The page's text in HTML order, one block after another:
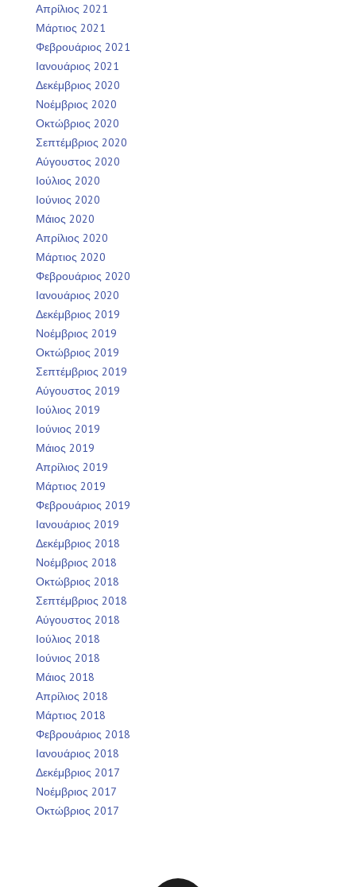
Απρίλιος 2021
Μάρτιος 2021
Φεβρουάριος 2021
Ιανουάριος 2021
Δεκέμβριος 2020
Νοέμβριος 2020
Οκτώβριος 2020
Σεπτέμβριος 2020
Αύγουστος 2020
Ιούλιος 2020
Ιούνιος 2020
Μάιος 2020
Απρίλιος 2020
Μάρτιος 2020
Φεβρουάριος 2020
Ιανουάριος 2020
Δεκέμβριος 2019
Νοέμβριος 2019
Οκτώβριος 2019
Σεπτέμβριος 2019
Αύγουστος 2019
Ιούλιος 2019
Ιούνιος 2019
Μάιος 2019
Απρίλιος 2019
Μάρτιος 2019
Φεβρουάριος 2019
Ιανουάριος 2019
Δεκέμβριος 2018
Νοέμβριος 2018
Οκτώβριος 2018
Σεπτέμβριος 2018
Αύγουστος 2018
Ιούλιος 2018
Ιούνιος 2018
Μάιος 2018
Απρίλιος 2018
Μάρτιος 2018
Φεβρουάριος 2018
Ιανουάριος 2018
Δεκέμβριος 2017
Νοέμβριος 2017
Οκτώβριος 2017